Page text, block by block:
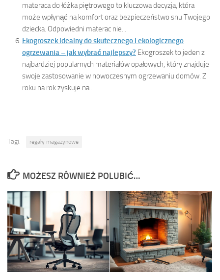
materaca do łóżka piętrowego to kluczowa decyzja, która
może wpłynąć na komfort oraz bezpieczeństwo snu Twojego
dziecka. Odpowiedni materac nie...
Ekogroszek idealny do skutecznego i ekologicznego
ogrzewania – jak wybrać najlepszy? Ekogroszek to jeden z
najbardziej popularnych materiałów opałowych, który znajduje
swoje zastosowanie w nowoczesnym ogrzewaniu domów. Z
roku na rok zyskuje na...
Tagi: regały magazynowe
MOŻESZ RÓWNIEŻ POLUBIĆ…